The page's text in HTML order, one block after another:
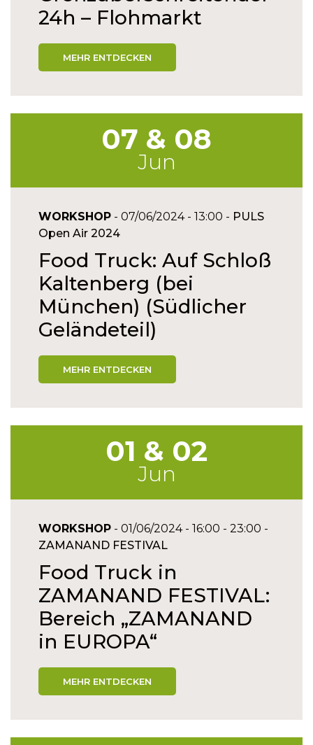
24h – Flohmarkt
MEHR ENTDECKEN
07 & 08
Jun
WORKSHOP - 07/06/2024 - 13:00 - PULS
Open Air 2024
Food Truck: Auf Schloß
Kaltenberg (bei
München) (Südlicher
Geländeteil)
MEHR ENTDECKEN
01 & 02
Jun
WORKSHOP - 01/06/2024 - 16:00 - 23:00 -
ZAMANAND FESTIVAL
Food Truck in
ZAMANAND FESTIVAL:
Bereich „ZAMANAND
in EUROPA“
MEHR ENTDECKEN